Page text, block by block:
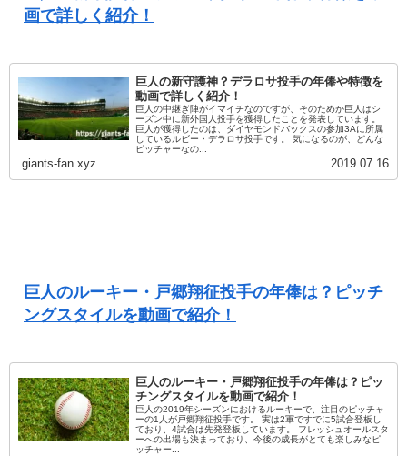
画で詳しく紹介！
巨人の新守護神？デラロサ投手の年俸や特徴を
動画で詳しく紹介！
巨人の中継ぎ陣がイマイチなのですが、そのためか巨人はシ
ーズン中に新外国人投手を獲得したことを発表しています。
巨人が獲得したのは、ダイヤモンドバックスの参加3Aに所属
しているルビー・デラロサ投手です。 気になるのが、どんな
ピッチャーなの...
giants-fan.xyz 2019.07.16
巨人のルーキー・戸郷翔征投手の年俸は？ピッチ
ングスタイルを動画で紹介！
巨人のルーキー・戸郷翔征投手の年俸は？ピッ
チングスタイルを動画で紹介！
巨人の2019年シーズンにおけるルーキーで、注目のピッチャ
ーの1人が戸郷翔征投手です。 実は2軍ですでに5試合登板し
ており、4試合は先発登板しています。 フレッシュオールスタ
ーへの出場も決まっており、今後の成長がとても楽しみなピ
ッチャー...